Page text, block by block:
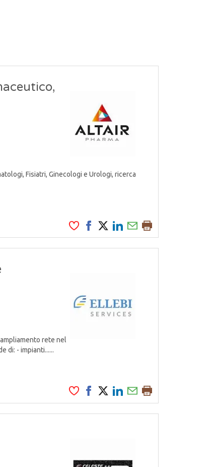
Fisiatri, Ginecologi e Urologi, ricerca
rete nel
di: - impianti......